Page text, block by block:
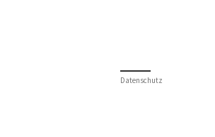
Datenschutz